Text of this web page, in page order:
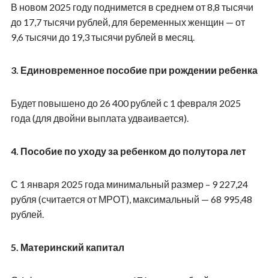
В новом 2025 году поднимется в среднем от 8,8 тысячи
до 17,7 тысячи рублей, для беременных женщин — от
9,6 тысячи до 19,3 тысячи рублей в месяц.
3. Единовременное пособие при рождении ребенка
Будет повышено до 26 400 рублей с 1 февраля 2025
года (для двойни выплата удваивается).
4. Пособие по уходу за ребенком до полутора лет
С 1 января 2025 года минимальный размер – 9 227,24
рубля (считается от МРОТ), максимальный — 68 995,48
рублей.
5. Материнский капитал